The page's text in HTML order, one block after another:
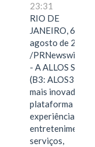
23:31
RIO DE
JANEIRO, 6 de
agosto de 2026
/PRNewswire/ -
- A ALLOS S.A.
(B3: ALOS3), a
mais inovadora
plataforma de
experiências,
entretenimento,
serviços,